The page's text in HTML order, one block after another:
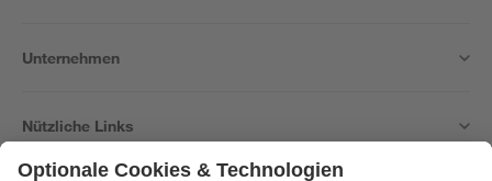
Unternehmen
Nützliche Links